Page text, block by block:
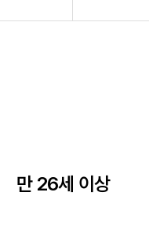
만 26세 이상